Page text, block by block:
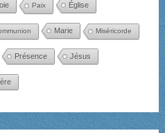
Paix Église
Marie Miséricorde
Présence Jésus